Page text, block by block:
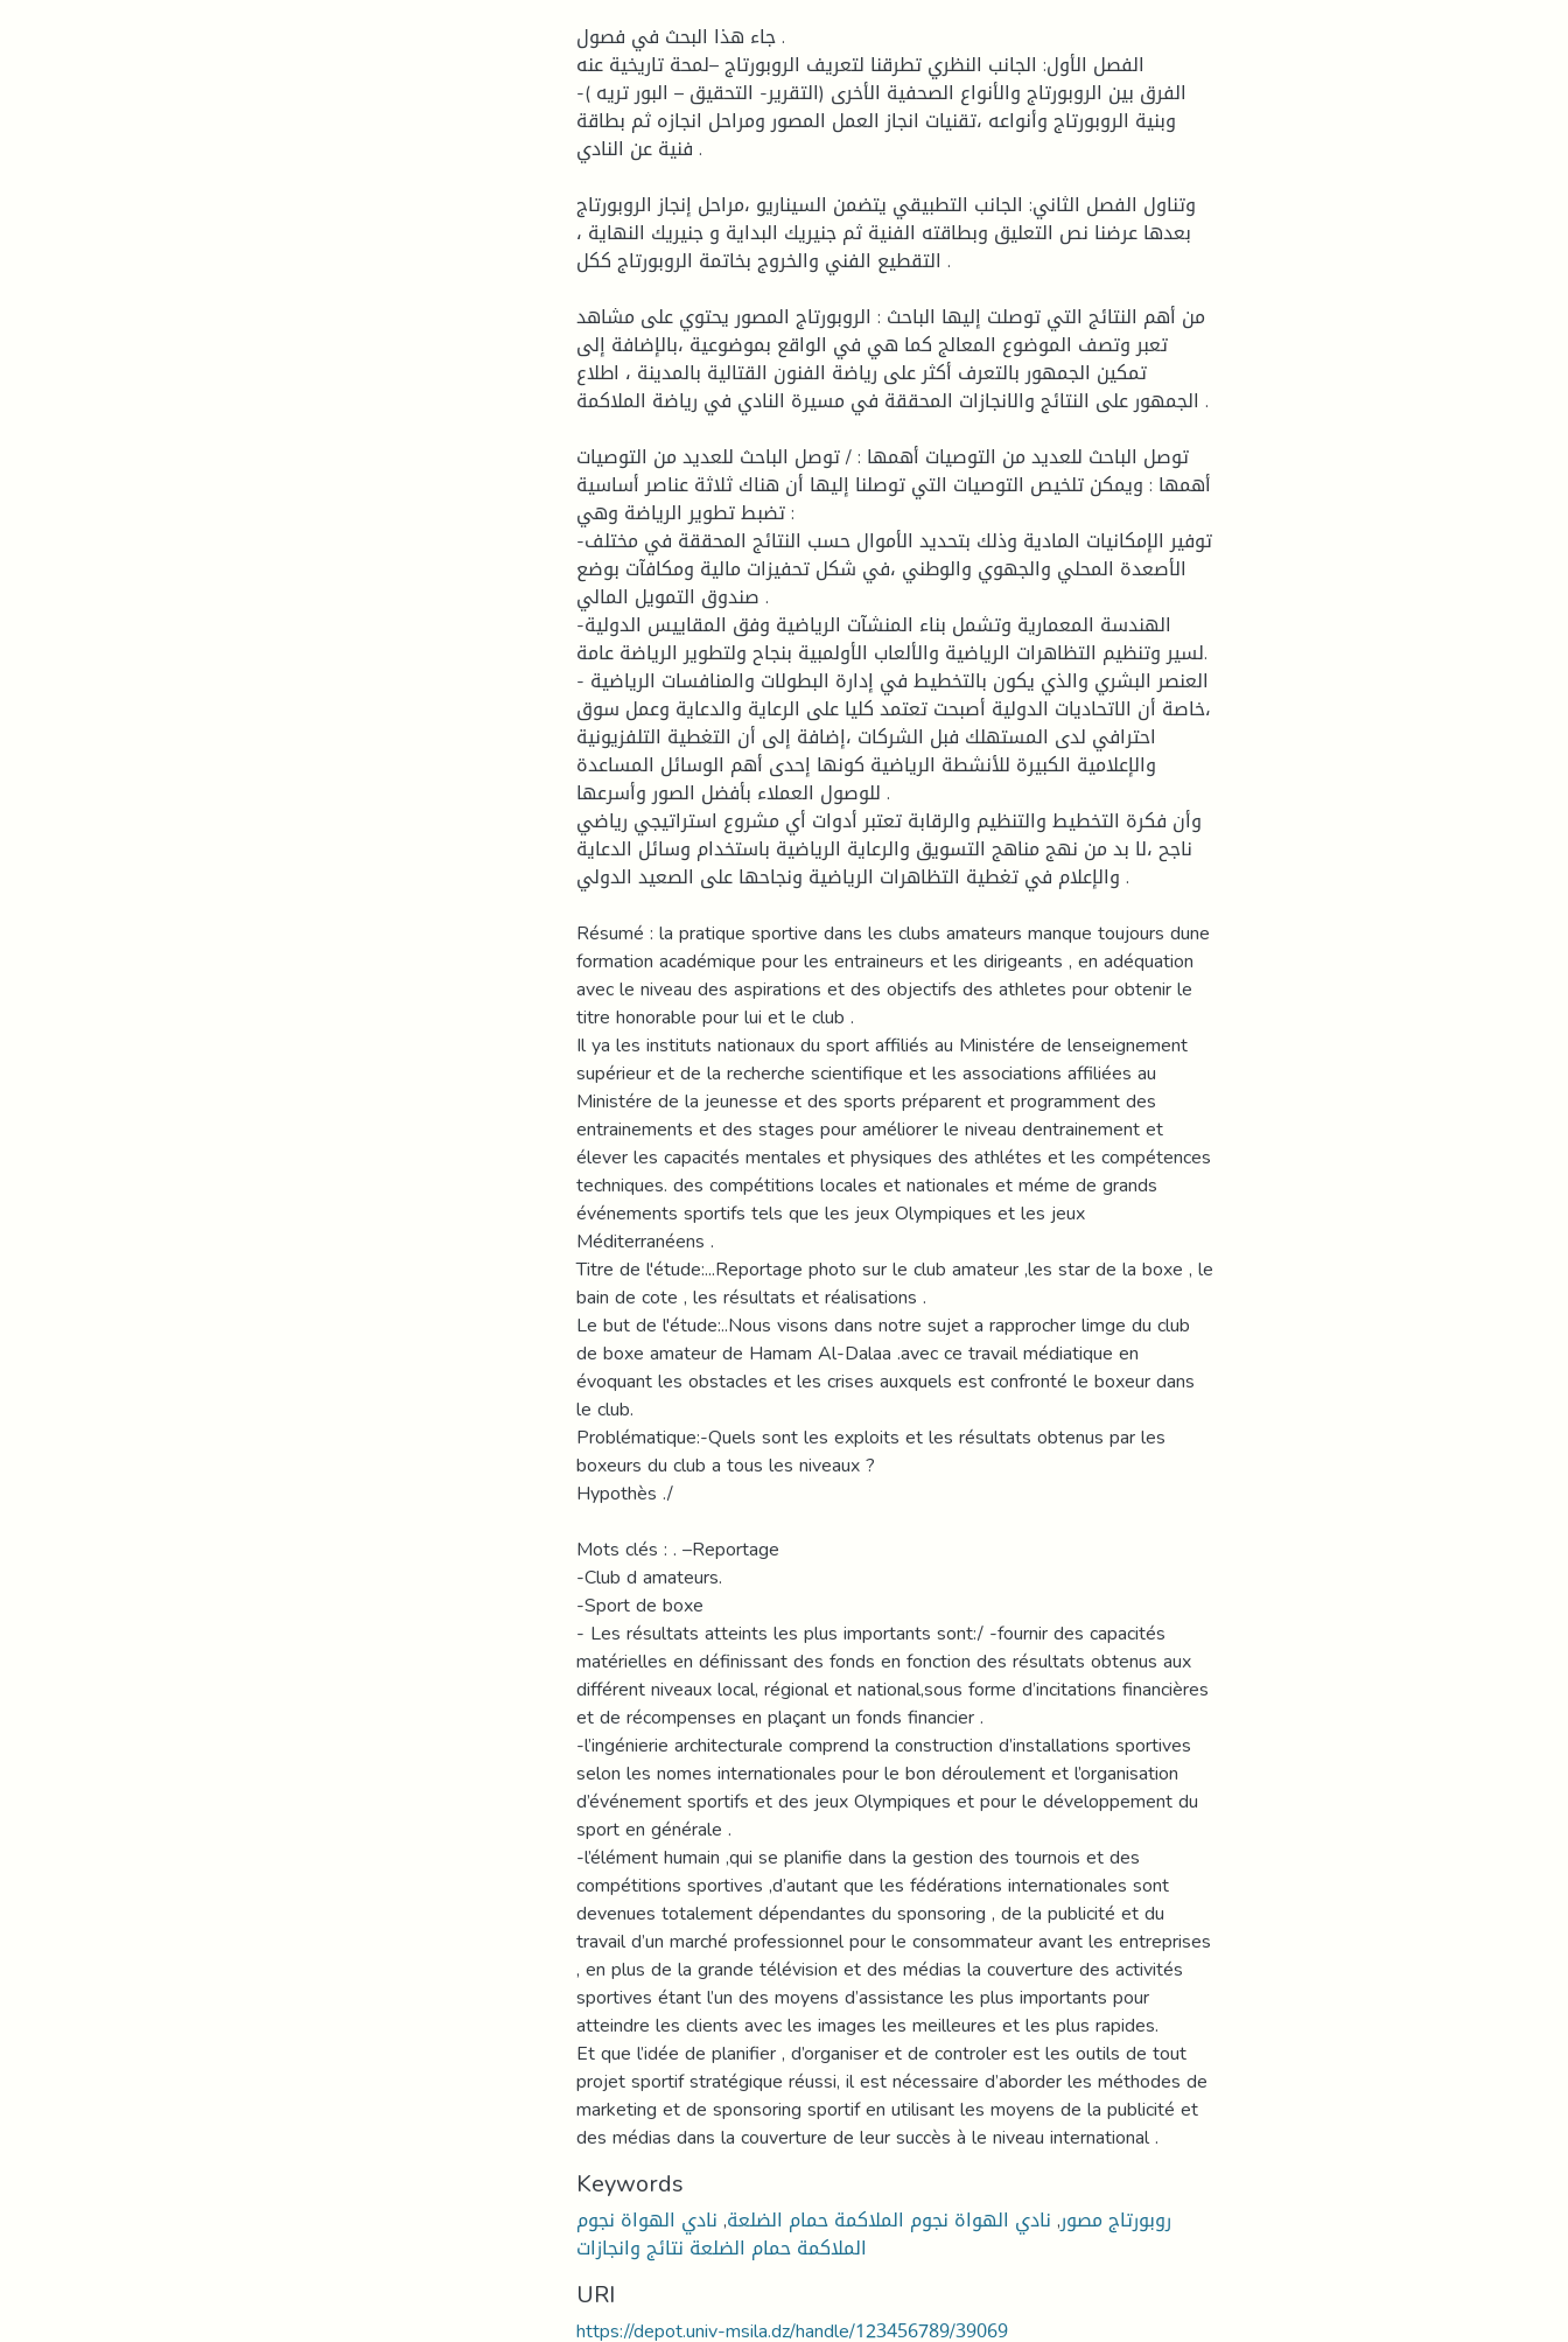
جاء هذا البحث في فصول .
الفصل الأول: الجانب النظري تطرقنا لتعريف الروبورتاج –لمحة تاريخية عنه
-الفرق بين الروبورتاج والأنواع الصحفية الأخرى (التقرير- التحقيق – البور تريه )
وبنية الروبورتاج وأنواعه ،تقنيات انجاز العمل المصور ومراحل انجازه ثم بطاقة
فنية عن النادي .
وتناول الفصل الثاني: الجانب التطبيقي يتضمن السيناريو ،مراحل إنجاز الروبورتاج
بعدها عرضنا نص التعليق وبطاقته الفنية ثم جنيريك البداية و جنيريك النهاية ،
التقطيع الفني والخروج بخاتمة الروبورتاج ككل .
من أهم النتائج التي توصلت إليها الباحث : الروبورتاج المصور يحتوي على مشاهد
تعبر وتصف الموضوع المعالج كما هي في الواقع بموضوعية ،بالإضافة إلى
تمكين الجمهور بالتعرف أكثر على رياضة الفنون القتالية بالمدينة ، اطلاع
الجمهور على النتائج والانجازات المحققة في مسيرة النادي في رياضة الملاكمة .
توصل الباحث للعديد من التوصيات أهمها : / توصل الباحث للعديد من التوصيات
أهمها : ويمكن تلخيص التوصيات التي توصلنا إليها أن هناك ثلاثة عناصر أساسية
تضبط تطوير الرياضة وهي :
-توفير الإمكانيات المادية وذلك بتحديد الأموال حسب النتائج المحققة في مختلف
الأصعدة المحلي والجهوي والوطني ،في شكل تحفيزات مالية ومكافآت بوضع
صندوق التمويل المالي .
-الهندسة المعمارية وتشمل بناء المنشآت الرياضية وفق المقاييس الدولية
لسير وتنظيم التظاهرات الرياضية والألعاب الأولمبية بنجاح ولتطوير الرياضة عامة.
- العنصر البشري والذي يكون بالتخطيط في إدارة البطولات والمنافسات الرياضية
،خاصة أن الاتحاديات الدولية أصبحت تعتمد كليا على الرعاية والدعاية وعمل سوق
احترافي لدى المستهلك فبل الشركات ،إضافة إلى أن التغطية التلفزيونية
والإعلامية الكبيرة للأنشطة الرياضية كونها إحدى أهم الوسائل المساعدة
للوصول العملاء بأفضل الصور وأسرعها .
وأن فكرة التخطيط والتنظيم والرقابة تعتبر أدوات أي مشروع استراتيجي رياضي
ناجح ،لا بد من نهج مناهج التسويق والرعاية الرياضية باستخدام وسائل الدعاية
والإعلام في تغطية التظاهرات الرياضية ونجاحها على الصعيد الدولي .
Résumé : la pratique sportive dans les clubs amateurs manque toujours dune
formation académique pour les entraineurs et les dirigeants , en adéquation
avec le niveau des aspirations et des objectifs des athletes pour obtenir le
titre honorable pour lui et le club .
Il ya les instituts nationaux du sport affiliés au Ministére de lenseignement
supérieur et de la recherche scientifique et les associations affiliées au
Ministére de la jeunesse et des sports préparent et programment des
entrainements et des stages pour améliorer le niveau dentrainement et
élever les capacités mentales et physiques des athlétes et les compétences
techniques. des compétitions locales et nationales et méme de grands
événements sportifs tels que les jeux Olympiques et les jeux
Méditerranéens .
Titre de l'étude:...Reportage photo sur le club amateur ,les star de la boxe , le
bain de cote , les résultats et réalisations .
Le but de l'étude:..Nous visons dans notre sujet a rapprocher limge du club
de boxe amateur de Hamam Al-Dalaa .avec ce travail médiatique en
évoquant les obstacles et les crises auxquels est confronté le boxeur dans
le club.
Problématique:-Quels sont les exploits et les résultats obtenus par les
boxeurs du club a tous les niveaux ?
Hypothès ./
Mots clés : . –Reportage
-Club d amateurs.
-Sport de boxe
- Les résultats atteints les plus importants sont:/ -fournir des capacités
matérielles en définissant des fonds en fonction des résultats obtenus aux
différent niveaux local, régional et national,sous forme d’incitations financières
et de récompenses en plaçant un fonds financier .
-l’ingénierie architecturale comprend la construction d’installations sportives
selon les nomes internationales pour le bon déroulement et l’organisation
d’événement sportifs et des jeux Olympiques et pour le développement du
sport en générale .
-l’élément humain ,qui se planifie dans la gestion des tournois et des
compétitions sportives ,d’autant que les fédérations internationales sont
devenues totalement dépendantes du sponsoring , de la publicité et du
travail d’un marché professionnel pour le consommateur avant les entreprises
, en plus de la grande télévision et des médias la couverture des activités
sportives étant l’un des moyens d’assistance les plus importants pour
atteindre les clients avec les images les meilleures et les plus rapides.
Et que l’idée de planifier , d’organiser et de controler est les outils de tout
projet sportif stratégique réussi, il est nécessaire d’aborder les méthodes de
marketing et de sponsoring sportif en utilisant les moyens de la publicité et
des médias dans la couverture de leur succès à le niveau international .
Keywords
روبورتاج مصور,نادي الهواة نجوم الملاكمة حمام الضلعة,نادي الهواة نجوم
الملاكمة حمام الضلعة نتائج وانجازات
URI
https://depot.univ-msila.dz/handle/123456789/39069